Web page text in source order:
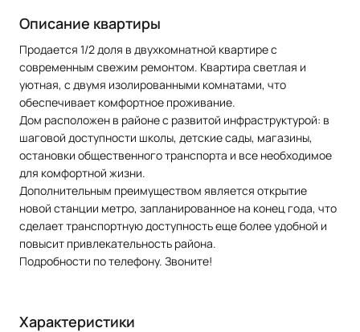
Описание квартиры
Продается 1/2 доля в двухкомнатной квартире с
современным свежим ремонтом. Квартира светлая и
уютная, с двумя изолированными комнатами, что
обеспечивает комфортное проживание.
Дом расположен в районе с развитой инфраструктурой: в
шаговой доступности школы, детские сады, магазины,
остановки общественного транспорта и все необходимое
для комфортной жизни.
Дополнительным преимуществом является открытие
новой станции метро, запланированное на конец года, что
сделает транспортную доступность еще более удобной и
повысит привлекательность района.
Подробности по телефону. Звоните!
Характеристики